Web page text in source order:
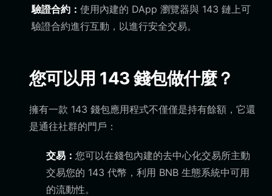
驗證合約： 使用內建的 DApp 瀏覽器與 143 鏈上可
驗證合約進行互動，以進行安全交易。
您可以用 143 錢包做什麼？
擁有一款 143 錢包應用程式不僅僅是持有餘額，它還
是通往社群的門戶：
交易： 您可以在錢包內建的去中心化交易所主動
交易您的 143 代幣，利用 BNB 生態系統中可用
的流動性。